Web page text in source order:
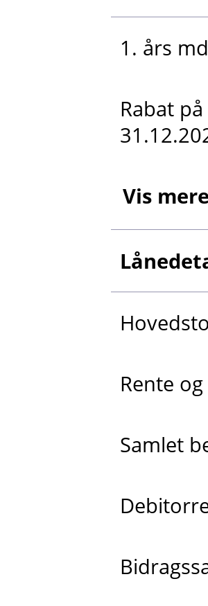
1. års
Rabat
Vis mere
Rente
Samlet